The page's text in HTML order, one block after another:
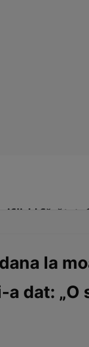
Click! Sănătate
la
dat: „O